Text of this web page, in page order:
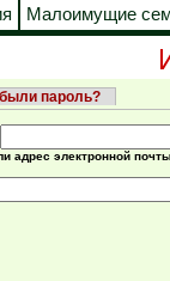
Малоимущие
вкладка)пароль?
адрес электронной